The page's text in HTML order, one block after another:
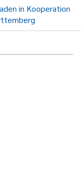
in Kooperation